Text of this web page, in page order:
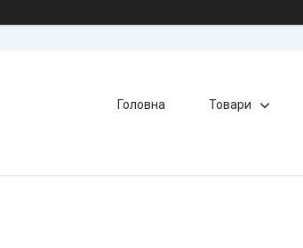
Головна Товари